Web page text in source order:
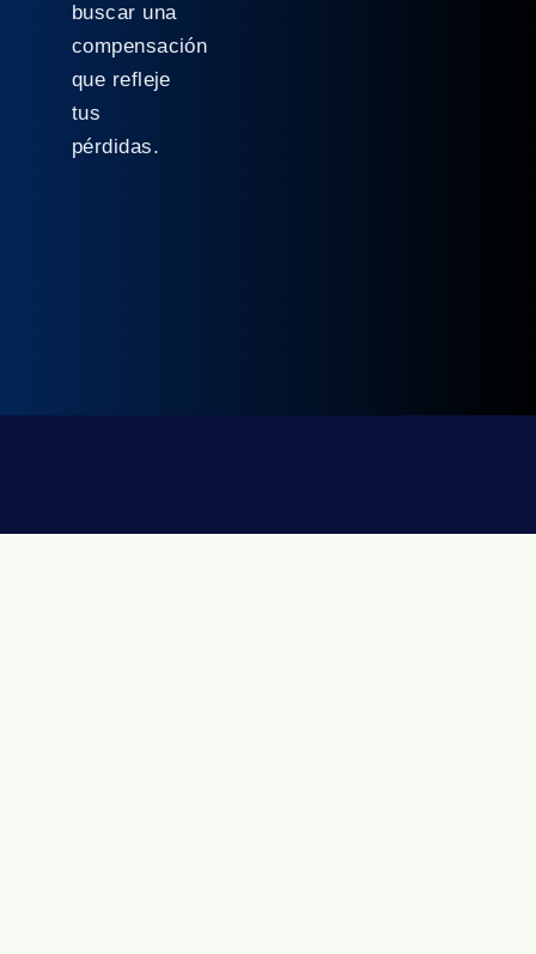
buscar una
compensación
que refleje
tus
pérdidas.